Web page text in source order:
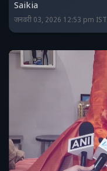
Saikia
जनवरी 03, 2026 12:53 pm IST